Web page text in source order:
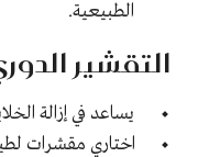
الطبيعية.
التقشير
يساعد في إزالة
اختاري مقشرات